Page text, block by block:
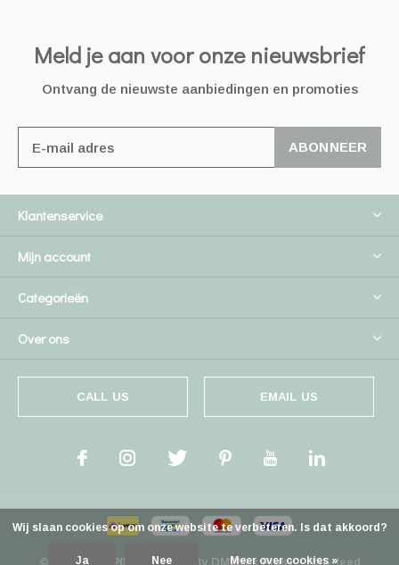
Meld je aan voor onze nieuwsbrief
Ontvang de nieuwste aanbiedingen en promoties
ABONNEER
Klantenservice
Mijn account
Categorieën
Over ons
CALL US EMAIL US
© Copyright 2026 - Theme By DMWSxPlus+-RSS-feed
Wij slaan cookies op om onze website te verbeteren. Is dat akkoord?
Ja Nee Meer over cookies »